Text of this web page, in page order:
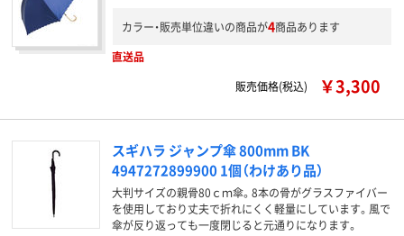
カラー・販売単位違いの商品が4商品あります
直送品
販売価格(税込)
￥3,300
スギハラ ジャンプ傘 800mm BK
4947272899900 1個（わけあり品）
大判サイズの親骨80ｃｍ傘。8本の骨がグラスファイバー
を使用しており丈夫で折れにくく軽量にしています。風で
傘が反り返っても一度閉じると元通りになります。